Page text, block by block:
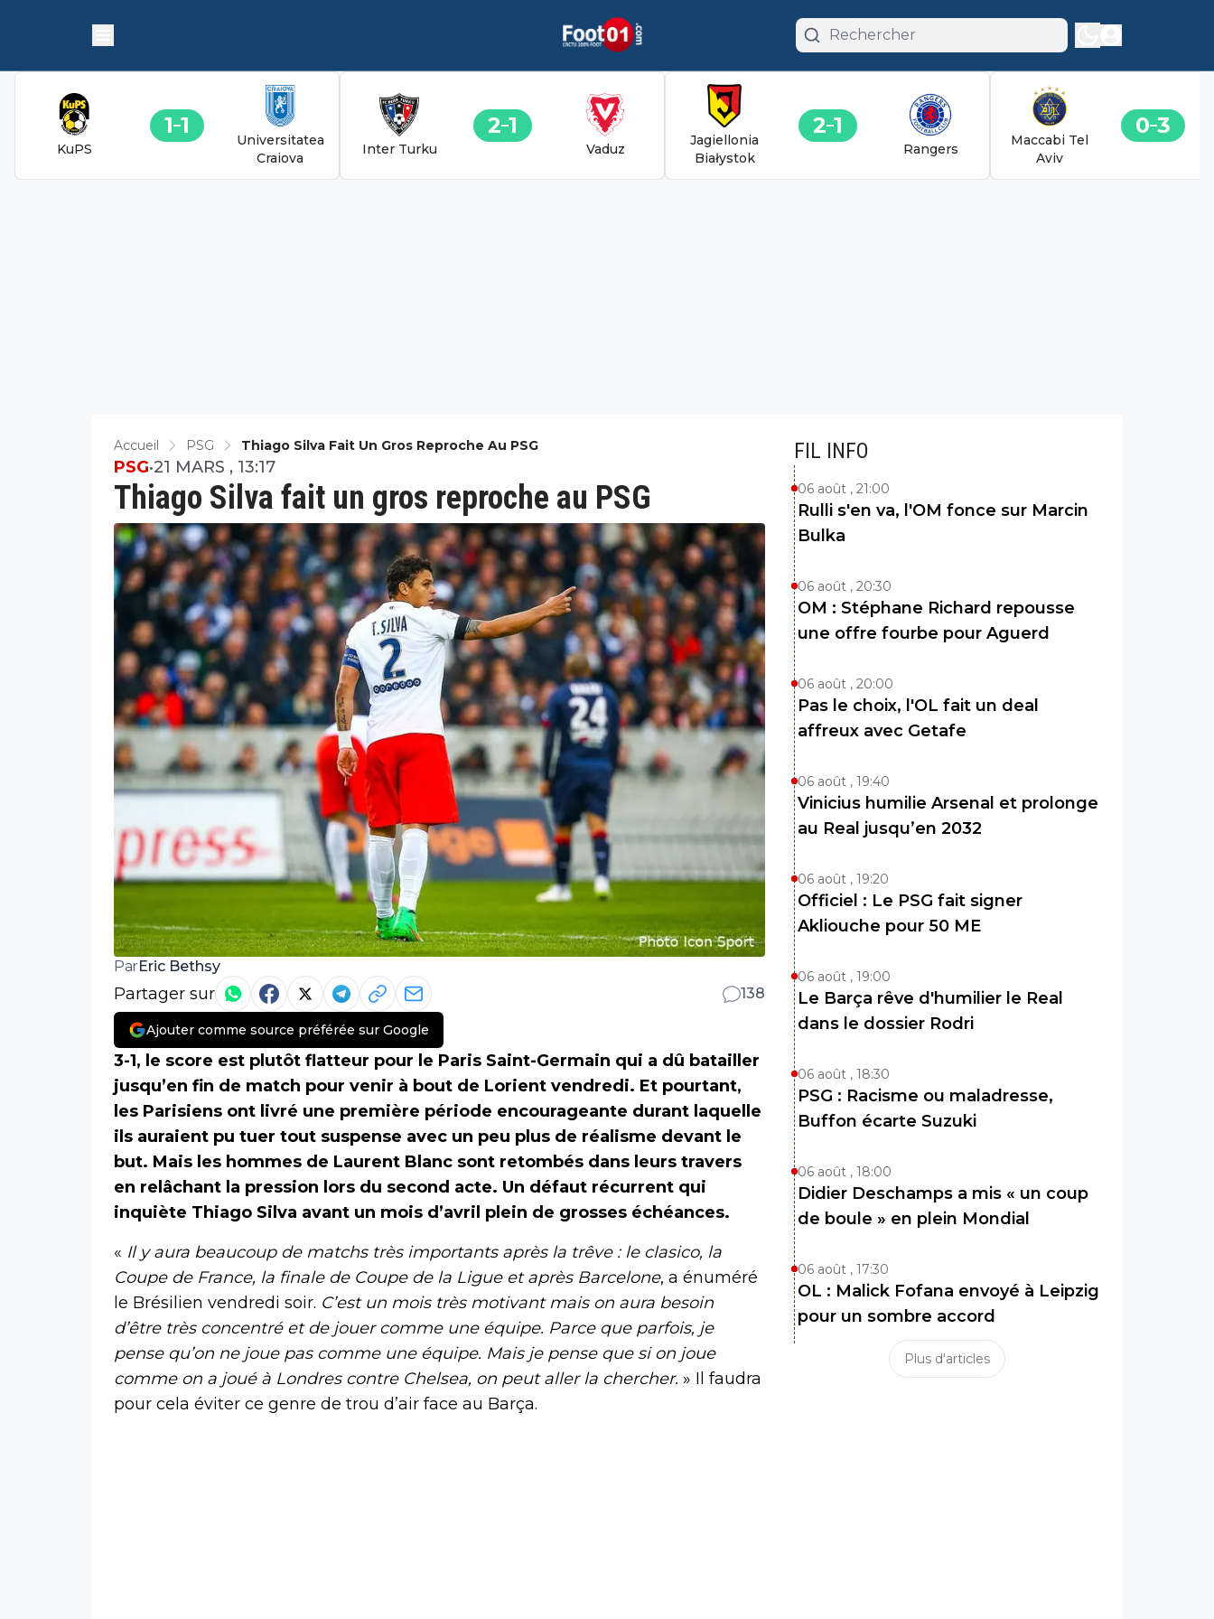
KuPS
1 1
Universitatea
Craiova
Inter Turku
2 1
Vaduz
Jagiellonia
Białystok
2 1
Rangers
Maccabi Tel
Aviv
0 3
Accueil PSG Thiago Silva Fait Un Gros Reproche Au PSG
Thiago Silva fait un gros reproche au PSG
PSG•21 MARS , 13:17
ParEric Bethsy
Partager sur 138
Ajouter comme source préférée sur Google
3-1, le score est plutôt flatteur pour le Paris Saint-Germain qui a dû batailler
jusqu’en fin de match pour venir à bout de Lorient vendredi. Et pourtant,
les Parisiens ont livré une première période encourageante durant laquelle
ils auraient pu tuer tout suspense avec un peu plus de réalisme devant le
but. Mais les hommes de Laurent Blanc sont retombés dans leurs travers
en relâchant la pression lors du second acte. Un défaut récurrent qui
inquiète Thiago Silva avant un mois d’avril plein de grosses échéances.
« Il y aura beaucoup de matchs très importants après la trêve : le clasico, la
Coupe de France, la finale de Coupe de la Ligue et après Barcelone, a énuméré
le Brésilien vendredi soir. C’est un mois très motivant mais on aura besoin
d’être très concentré et de jouer comme une équipe. Parce que parfois, je
pense qu’on ne joue pas comme une équipe. Mais je pense que si on joue
comme on a joué à Londres contre Chelsea, on peut aller la chercher. » Il faudra
pour cela éviter ce genre de trou d’air face au Barça.
FIL INFO
06 août , 21:00
Rulli s'en va, l'OM fonce sur Marcin
Bulka
06 août , 20:30
OM : Stéphane Richard repousse
une offre fourbe pour Aguerd
06 août , 20:00
Pas le choix, l'OL fait un deal
affreux avec Getafe
06 août , 19:40
Vinicius humilie Arsenal et prolonge
au Real jusqu’en 2032
06 août , 19:20
Officiel : Le PSG fait signer
Akliouche pour 50 ME
06 août , 19:00
Le Barça rêve d'humilier le Real
dans le dossier Rodri
06 août , 18:30
PSG : Racisme ou maladresse,
Buffon écarte Suzuki
06 août , 18:00
Didier Deschamps a mis « un coup
de boule » en plein Mondial
06 août , 17:30
OL : Malick Fofana envoyé à Leipzig
pour un sombre accord
Plus d'articles